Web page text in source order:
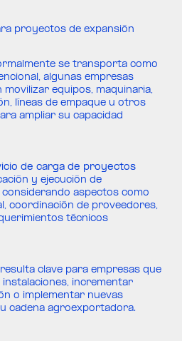
proyectos de expansión
se transporta como
algunas empresas
equipos, maquinaria,
líneas de empaque u otros
ampliar su capacidad
de carga de proyectos
y ejecución de
considerando aspectos como
coordinación de proveedores,
técnicos
clave para empresas que
incrementar
o implementar nuevas
cadena agroexportadora.